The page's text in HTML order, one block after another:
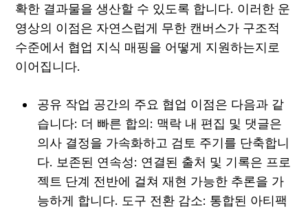
확한 결과물을 생산할 수 있도록 합니다. 이러한 운
영상의 이점은 자연스럽게 무한 캔버스가 구조적
수준에서 협업 지식 매핑을 어떻게 지원하는지로
이어집니다.
공유 작업 공간의 주요 협업 이점은 다음과 같
습니다: 더 빠른 합의: 맥락 내 편집 및 댓글은
의사 결정을 가속화하고 검토 주기를 단축합니
다. 보존된 연속성: 연결된 출처 및 기록은 프로
젝트 단계 전반에 걸쳐 재현 가능한 추론을 가
능하게 합니다. 도구 전환 감소: 통합된 아티팩